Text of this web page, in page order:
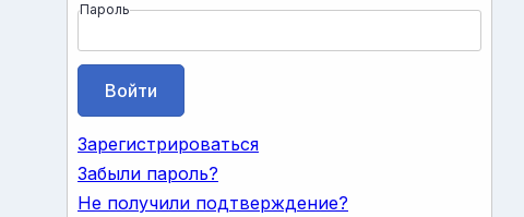
Пароль
Зарегистрироваться
Забыли пароль?
Не получили подтверждение?